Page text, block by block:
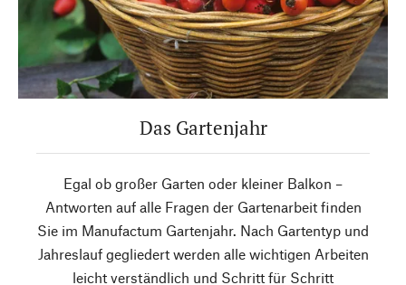
Das Gartenjahr
Egal ob großer Garten oder kleiner Balkon –
Antworten auf alle Fragen der Gartenarbeit finden
Sie im Manufactum Gartenjahr. Nach Gartentyp und
Jahreslauf gegliedert werden alle wichtigen Arbeiten
leicht verständlich und Schritt für Schritt